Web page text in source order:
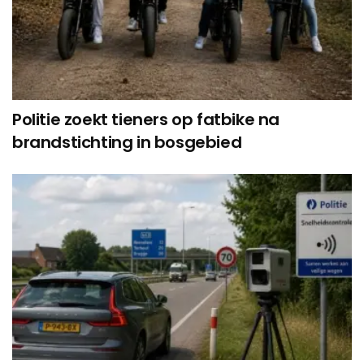
Politie zoekt tieners op fatbike na
brandstichting in bosgebied